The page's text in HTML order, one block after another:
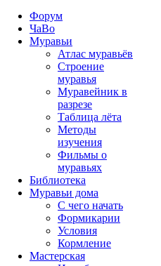
Форум
ЧаВо
Муравьи
Атлас муравьёв
Строение
муравья
Муравейник в
разрезе
Таблица лёта
Методы
изучения
Фильмы о
муравьях
Библиотека
Муравьи дома
С чего начать
Формикарии
Условия
Кормление
Мастерская